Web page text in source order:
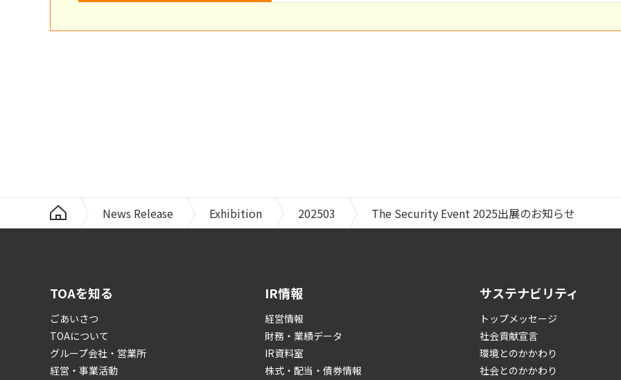
News Release Exhibition 202503 The Security Event 2025出展のお知らせ
TOAを知る
ごあいさつ
TOAについて
グループ会社・営業所
経営・事業活動
IR情報
経営情報
財務・業績データ
IR資料室
株式・配当・債券情報
サステナビリティ
トップメッセージ
社会貢献宣言
環境とのかかわり
社会とのかかわり